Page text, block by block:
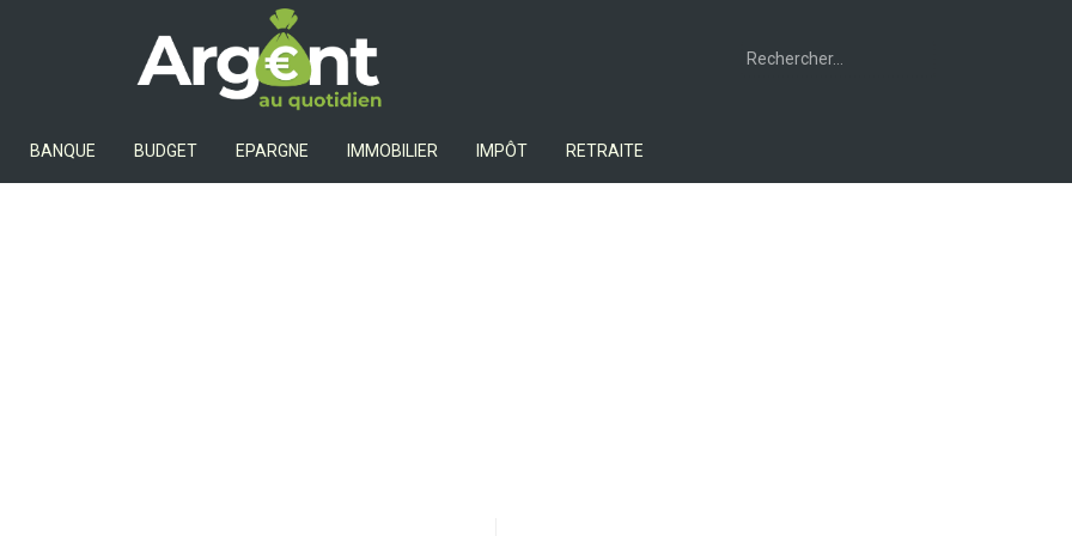
Argent Au Quotidien
Rechercher :
BANQUE BUDGET EPARGNE IMMOBILIER IMPÔT RETRAITE